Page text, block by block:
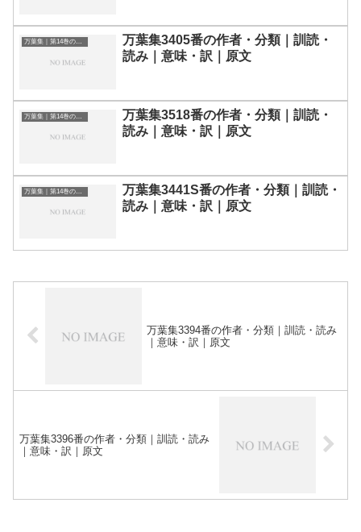
万葉集｜第14巻の和歌一覧
万葉集3405番の作者・分類｜訓読・
読み｜意味・訳｜原文
万葉集｜第14巻の和歌一覧
万葉集3518番の作者・分類｜訓読・
読み｜意味・訳｜原文
万葉集｜第14巻の和歌一覧
万葉集3441S番の作者・分類｜訓読・
読み｜意味・訳｜原文
万葉集3394番の作者・分類｜訓読・読み
｜意味・訳｜原文
万葉集3396番の作者・分類｜訓読・読み
｜意味・訳｜原文